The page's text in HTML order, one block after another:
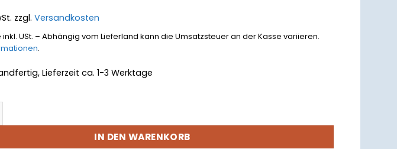
zzgl.Versandkosten
USt. – Abhängig vom Lieferland kann die Umsatzsteuer an der Kasse variieren.
.
Lieferzeit ca. 1-3 Werktage
Menge
IN DEN WARENKORB